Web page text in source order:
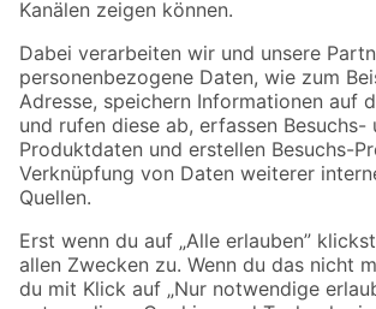
Folge uns
Zahlungsarten Versandarten
Sicher einkaufen
Jetzt die toom-App herunterladen